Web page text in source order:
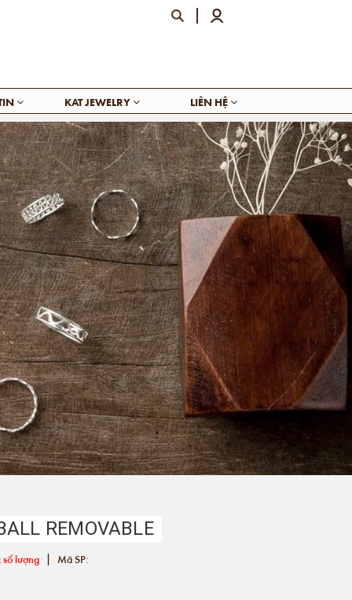
KAT JEWELRY LIÊN HỆ
REMOVABLE
số lượng | Mã SP: